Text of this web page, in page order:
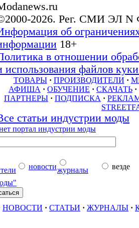
2026. Рег. СМИ ЭЛ N
об
18+
в отношении
использования файлов
ТОВАРЫ · ПРОИЗВОДИТЕЛИ ·
АФИША · ОБУЧЕНИЕ · СКАЧАТЬ ·
ПАРТНЕРЫ · ПОДПИСКА ·
статьи индустрии моды
новостижурналы
везде
НОВОСТИ · СТАТЬИ · ЖУРНАЛЫ ·